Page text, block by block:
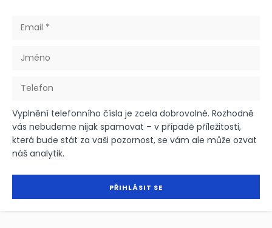
Vyplnění telefonního čísla je zcela dobrovolné. Rozhodně
vás nebudeme nijak spamovat – v případě příležitosti,
která bude stát za vaši pozornost, se vám ale může ozvat
náš analytik.